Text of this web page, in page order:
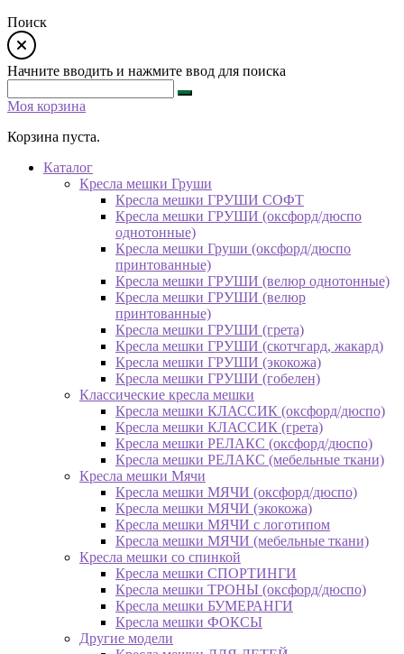
Поиск
Начните вводить и нажмите ввод для поиска
Моя корзина
Корзина пуста.
Каталог
Кресла мешки Груши
Кресла мешки ГРУШИ СОФТ
Кресла мешки ГРУШИ (оксфорд/дюспо
однотонные)
Кресла мешки Груши (оксфорд/дюспо
принтованные)
Кресла мешки ГРУШИ (велюр однотонные)
Кресла мешки ГРУШИ (велюр
принтованные)
Кресла мешки ГРУШИ (грета)
Кресла мешки ГРУШИ (скотчгард, жакард)
Кресла мешки ГРУШИ (экокожа)
Кресла мешки ГРУШИ (гобелен)
Классические кресла мешки
Кресла мешки КЛАССИК (оксфорд/дюспо)
Кресла мешки КЛАССИК (грета)
Креслa мешки РЕЛАКС (оксфорд/дюспо)
Креслa мешки РЕЛАКС (мебельные ткани)
Кресла мешки Мячи
Кресла мешки МЯЧИ (оксфорд/дюспо)
Кресла мешки МЯЧИ (экокожа)
Кресла мешки МЯЧИ с логотипом
Кресла мешки МЯЧИ (мебельные ткани)
Кресла мешки со спинкой
Кресла мешки СПОРТИНГИ
Кресла мешки ТРОНЫ (оксфорд/дюспо)
Кресла мешки БУМЕРАНГИ
Кресла мешки ФОКСЫ
Другие модели